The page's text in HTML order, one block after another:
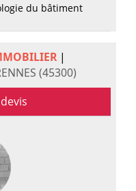
du bâtiment
|
(45300)